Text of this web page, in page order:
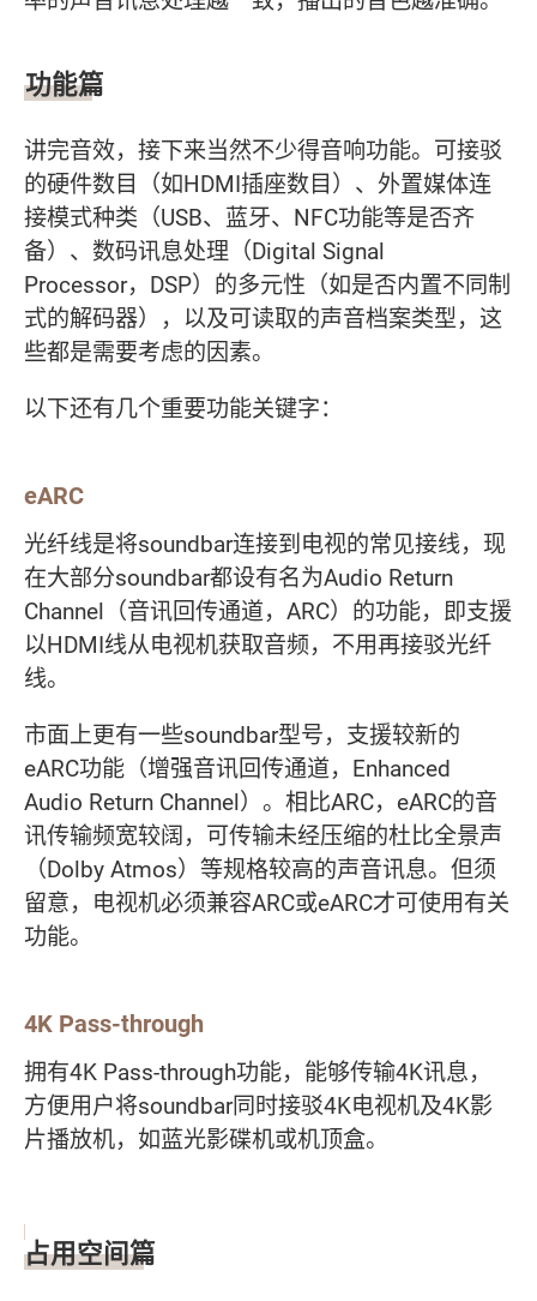
功能篇
讲完音效，接下来当然不少得音响功能。可接驳
的硬件数目（如HDMI插座数目）、外置媒体连
接模式种类（USB、蓝牙、NFC功能等是否齐
备）、数码讯息处理（Digital Signal
Processor，DSP）的多元性（如是否内置不同制
式的解码器），以及可读取的声音档案类型，这
些都是需要考虑的因素。
以下还有几个重要功能关键字：
eARC
光纤线是将soundbar连接到电视的常见接线，现
在大部分soundbar都设有名为Audio Return
Channel（音讯回传通道，ARC）的功能，即支援
以HDMI线从电视机获取音频，不用再接驳光纤
线。
市面上更有一些soundbar型号，支援较新的
eARC功能（增强音讯回传通道，Enhanced
Audio Return Channel）。相比ARC，eARC的音
讯传输频宽较阔，可传输未经压缩的杜比全景声
（Dolby Atmos）等规格较高的声音讯息。但须
留意，电视机必须兼容ARC或eARC才可使用有关
功能。
4K Pass-through
拥有4K Pass-through功能，能够传输4K讯息，
方便用户将soundbar同时接驳4K电视机及4K影
片播放机，如蓝光影碟机或机顶盒。
占用空间篇